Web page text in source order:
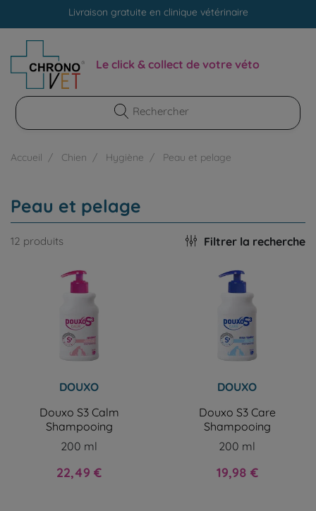
Livraison gratuite en clinique vétérinaire
Livraison gratuite en clinique vétérinaire
Le click & collect de votre véto
Accueil Chien Hygiène Peau et pelage
Peau et pelage
12 produits Filtrer la recherche
DOUXO
Douxo S3 Calm
Shampooing
200 ml
Prix
22,49 €
DOUXO
Douxo S3 Care
Shampooing
200 ml
Prix
19,98 €